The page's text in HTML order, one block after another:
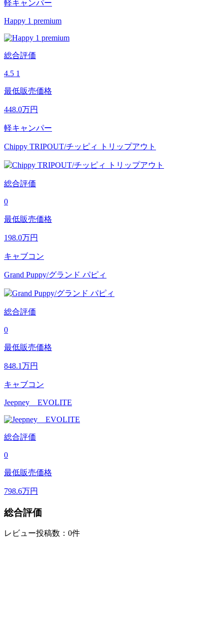
軽キャンパー
Happy 1 premium
総合評価
4.5 1
最低販売価格
448.0万円
軽キャンパー
Chippy TRIPOUT/チッピィ トリップアウト
総合評価
0
最低販売価格
198.0万円
キャブコン
Grand Puppy/グランド パピィ
総合評価
0
最低販売価格
848.1万円
キャブコン
Jeepney EVOLITE
総合評価
0
最低販売価格
798.6万円
総合評価
レビュー投稿数：0件